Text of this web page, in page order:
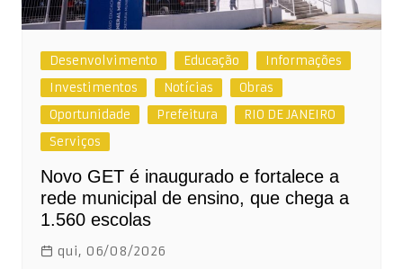
Desenvolvimento Educação
Informações
Investimentos
Notícias
Obras
Oportunidade
Prefeitura
RIO DE JANEIRO
Serviços
Novo GET é inaugurado e fortalece a
rede municipal de ensino, que chega a
1.560 escolas
qui, 06/08/2026